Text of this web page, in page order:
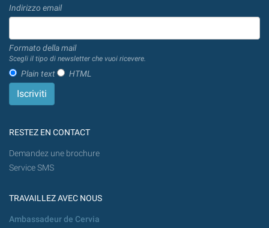
Indirizzo email
Formato della mail
Scegli il tipo di newsletter che vuoi ricevere.
Plain text HTML
RESTEZ EN CONTACT
Demandez une brochure
Service SMS
TRAVAILLEZ AVEC NOUS
Ambassadeur de Cervia